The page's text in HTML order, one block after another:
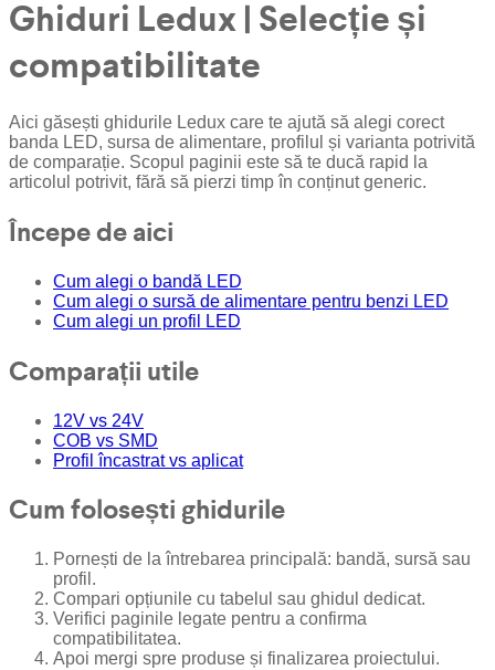
Ghiduri Ledux | Selecție și
compatibilitate
Aici găsești ghidurile Ledux care te ajută să alegi corect
banda LED, sursa de alimentare, profilul și varianta potrivită
de comparație. Scopul paginii este să te ducă rapid la
articolul potrivit, fără să pierzi timp în conținut generic.
Începe de aici
Cum alegi o bandă LED
Cum alegi o sursă de alimentare pentru benzi LED
Cum alegi un profil LED
Comparații utile
12V vs 24V
COB vs SMD
Profil încastrat vs aplicat
Cum folosești ghidurile
Pornești de la întrebarea principală: bandă, sursă sau
profil.
Compari opțiunile cu tabelul sau ghidul dedicat.
Verifici paginile legate pentru a confirma
compatibilitatea.
Apoi mergi spre produse și finalizarea proiectului.